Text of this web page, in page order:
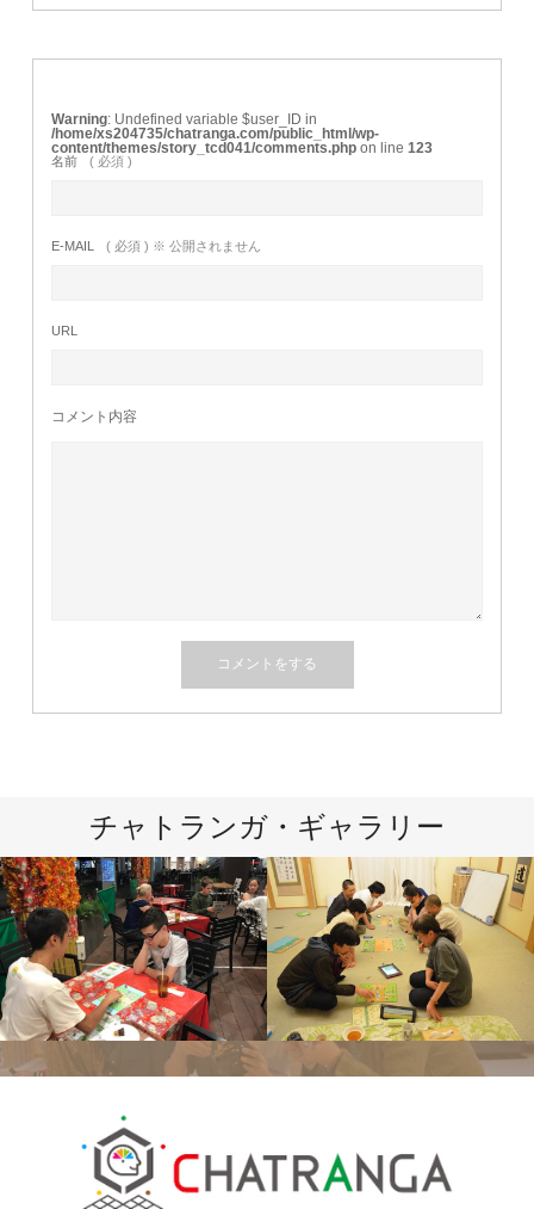
Warning : Undefined variable $user_ID in
/home/xs204735/chatranga.com/public_html/wp-
content/themes/story_tcd041/comments.php on line123
名前 ( 必須 )
E-MAIL ( 必須 ) ※ 公開されません
URL
コメント内容
チャトランガ・ギャラリー